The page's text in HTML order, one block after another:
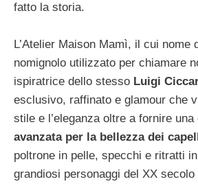
fatto la storia.
L’Atelier Maison Mamì, il cui nome
nomignolo utilizzato per chiamare
ispiratrice dello stesso Luigi
esclusivo, raffinato e glamour che
stile e l’eleganza oltre a fornire una
avanzata per la bellezza dei
poltrone in pelle, specchi e ritratti
grandiosi personaggi del XX